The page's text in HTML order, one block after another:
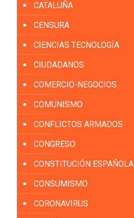
CATALUÑA
CENSURA
CIENCIAS TECNOLOGÍA
CIUDADANOS
COMERCIO-NEGOCIOS
COMUNISMO
CONFLICTOS ARMADOS
CONGRESO
CONSTITUCIÓN ESPAÑOLA
CONSUMISMO
CORONAVIRUS